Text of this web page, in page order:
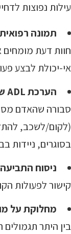
עילות נפוצות
תמונה
חוות דעת
אי-יכולת לבצע
הערכת ADL שנויה במחלוקת.
סבורה שהאדם
(לקום/לשכב,
בסוגרים, ניידות
ניסוח
קישור לפעולות
מחלוקת על
בין היתר תגמולים